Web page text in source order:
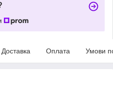
Доставка Оплата Умови